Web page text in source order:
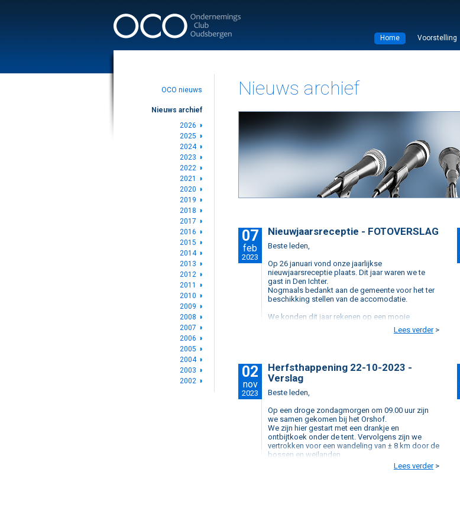
Voorstelling
Home
OCO nieuws
Nieuws archief
2026
2025
2024
2023
2022
2021
2020
2019
2018
2017
2016
2015
2014
2013
2012
2011
2010
2009
2008
2007
2006
2005
2004
2003
2002
Nieuws archief
07
feb
2023
Nieuwjaarsreceptie - FOTOVERSLAG
Beste leden,
Op 26 januari vond onze jaarlijkse
nieuwjaarsreceptie plaats. Dit jaar waren we te
gast in Den Ichter.
Nogmaals bedankt aan de gemeente voor het ter
beschikking stellen van de accomodatie.
We konden dit jaar rekenen op een mooie
123 personen van 51 bedrijven.
Pepe & Marcus zorgden voor het lekkere eten.
Het Bestuur
Lees verder>
02
nov
2023
Herfsthappening 22-10-2023 -
Verslag
Beste leden,
Op een droge zondagmorgen om 09.00 uur zijn
we samen gekomen bij het Orshof.
We zijn hier gestart met een drankje en
ontbijtkoek onder de tent. Vervolgens zijn we
vertrokken voor een wandeling van ± 8 km door de
bossen en weilanden.
Onderweg hebben we kunnen genieten van een
Lees verder>